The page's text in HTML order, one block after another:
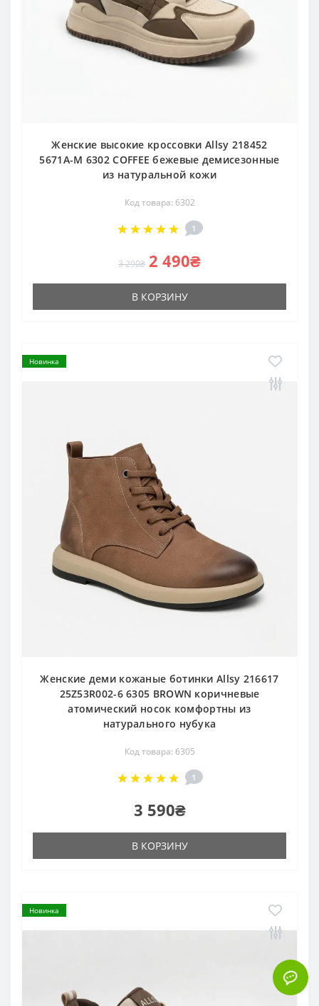
Женские высокие кроссовки Allsy 218452
5671A-M 6302 COFFEE бежевые демисезонные
из натуральной кожи
Код товара: 6302
1
3 290₴ 2 490₴
В КОРЗИНУ
Новинка
Женские деми кожаные ботинки Allsy 216617
25Z53R002-6 6305 BROWN коричневые
атомический носок комфортны из
натурального нубука
Код товара: 6305
1
3 590₴
В КОРЗИНУ
Новинка